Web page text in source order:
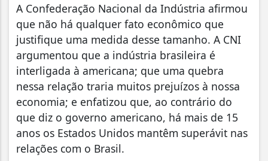
A Confederação Nacional da Indústria afirmou
que não há qualquer fato econômico que
justifique uma medida desse tamanho. A CNI
argumentou que a indústria brasileira é
interligada à americana; que uma quebra
nessa relação traria muitos prejuízos à nossa
economia; e enfatizou que, ao contrário do
que diz o governo americano, há mais de 15
anos os Estados Unidos mantêm superávit nas
relações com o Brasil.